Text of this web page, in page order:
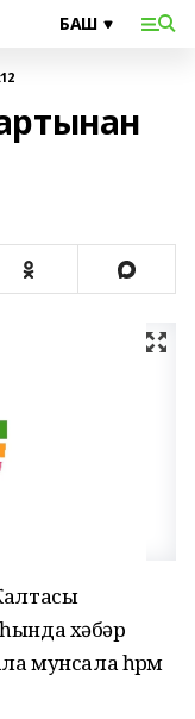
хәбәр
мунсала һөрөм